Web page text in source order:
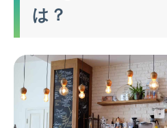
は？